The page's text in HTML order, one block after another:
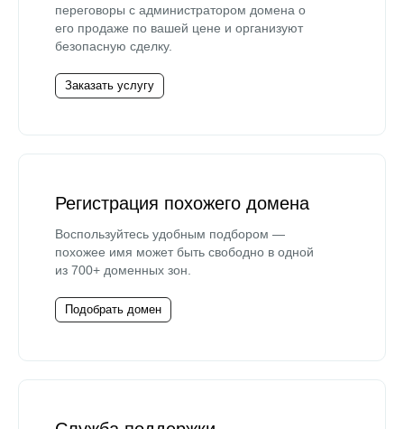
переговоры с администратором домена о
его продаже по вашей цене и организуют
безопасную сделку.
Заказать услугу
Регистрация похожего домена
Воспользуйтесь удобным подбором —
похожее имя может быть свободно в одной
из 700+ доменных зон.
Подобрать домен